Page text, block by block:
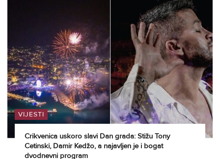
VIJESTI
Crikvenica uskoro slavi Dan grada: Stižu Tony
Cetinski, Damir Kedžo, a najavljen je i bogat
dvodnevni program